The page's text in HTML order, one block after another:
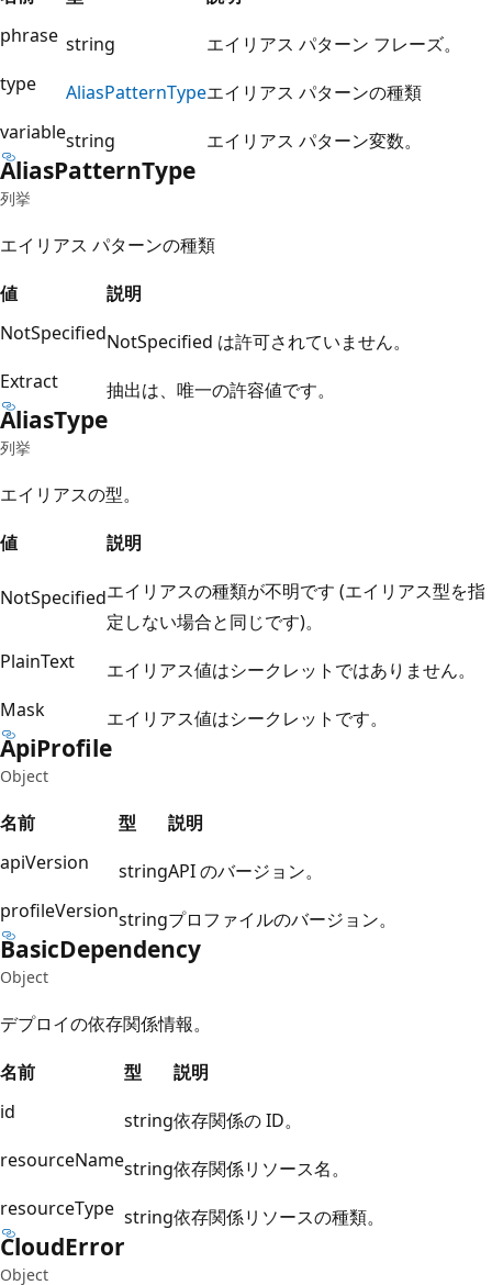
phrase string
エイリアス パターン フレーズ。
type
AliasPatternTypeエイリアス パターンの種類
variablestring エイリアス パターン変数。
AliasPatternType
列挙
エイリアス パターンの種類
値
説明
NotSpecifiedNotSpecified は許可されていません。
Extract
抽出は、唯一の許容値です。
AliasType
列挙
エイリアスの型。
値
説明
NotSpecifiedエイリアスの種類が不明です (エイリアス型を指
定しない場合と同じです)。
PlainText
エイリアス値はシークレットではありません。
Mask
エイリアス値はシークレットです。
ApiProfile
Object
名前 型
説明
apiVersion
stringAPI のバージョン。
profileVersionstringプロファイルのバージョン。
BasicDependency
Object
デプロイの依存関係情報。
名前
型
説明
id
string依存関係の ID。
resourceNamestring依存関係リソース名。
resourceType string依存関係リソースの種類。
CloudError
Object